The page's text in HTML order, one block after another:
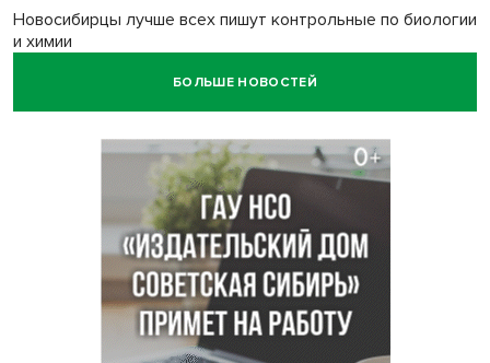
Новосибирцы лучше всех пишут контрольные по биологии
и химии
БОЛЬШЕ НОВОСТЕЙ